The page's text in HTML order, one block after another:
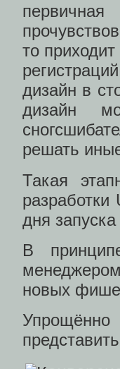
то
дизайн в
дизайн
решать
Такая
разработки
дня
В
новых
Упрощённо